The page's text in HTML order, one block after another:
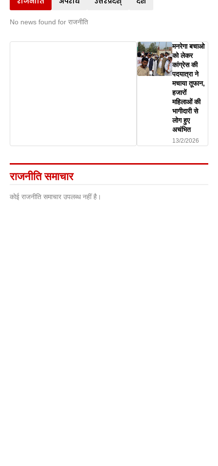
No news found for राजनीति
मनरेगा बचाओ
को लेकर
कांग्रेस की
पदयात्रा ने
मचाया तूफान,
हजारों
महिलाओं की
भागीदारी से
लोग हुए
अचंभित
13/2/2026
राजनीति समाचार
कोई राजनीति समाचार उपलब्ध नहीं है।